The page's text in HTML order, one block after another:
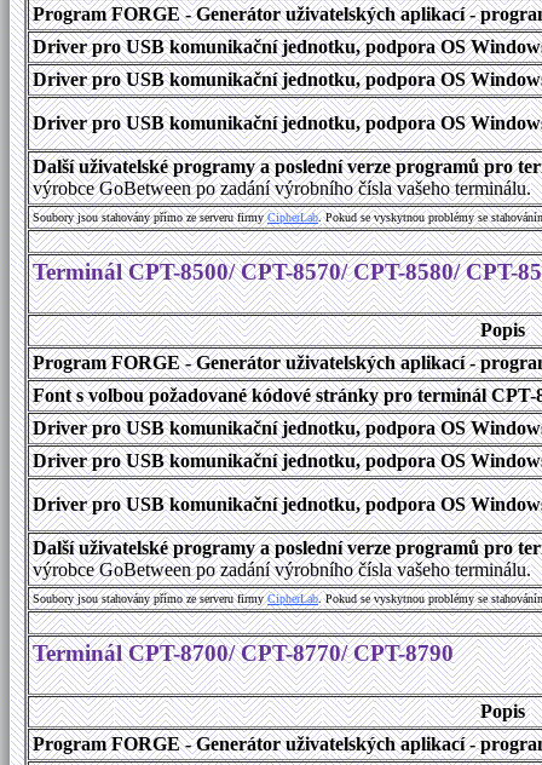
Program FORGE - Generátor uživatelských aplikací -
Driver pro USB komunikační jednotku, podpora OS
Driver pro USB komunikační jednotku, podpora OS
Driver pro USB komunikační jednotku, podpora OS
Další uživatelské programy a poslední verze programů pro
výrobce GoBetween po zadání výrobního čísla vašeho terminálu.
Soubory jsou stahovány přímo ze serveru firmyCipherLab. Pokud se vyskytnou problémy se
Terminál CPT-8500/ CPT-8570/ CPT-8580/ CPT-
Popis
Program FORGE - Generátor uživatelských aplikací -
Font s volbou požadované kódové stránky pro terminál
Driver pro USB komunikační jednotku, podpora OS
Driver pro USB komunikační jednotku, podpora OS
Driver pro USB komunikační jednotku, podpora OS
Další uživatelské programy a poslední verze programů pro
výrobce GoBetween po zadání výrobního čísla vašeho terminálu.
Soubory jsou stahovány přímo ze serveru firmyCipherLab. Pokud se vyskytnou problémy se
Terminál CPT-8700/ CPT-8770/ CPT-8790
Popis
Program FORGE - Generátor uživatelských aplikací -